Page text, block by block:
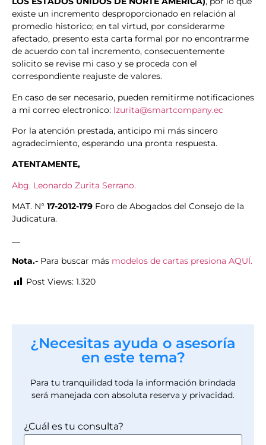
existe un incremento desproporcionado en relación al
promedio historico; en tal virtud, por considerarme
afectado, presento esta carta formal por no encontrarme
de acuerdo con tal incremento, consecuentemente
solicito se revise mi caso y se proceda con el
correspondiente reajuste de valores.
En caso de ser necesario, pueden remitirme notificaciones
a mi correo electronico: lzurita@smartcompany.ec
Por la atención prestada, anticipo mi más sincero
agradecimiento, esperando una pronta respuesta.
ATENTAMENTE,
Abg. Leonardo Zurita Serrano.
MAT. N° 17-2012-179 Foro de Abogados del Consejo de la
Judicatura.
Nota.- Para buscar más modelos de cartas presiona AQUÍ.
Post Views: 1.320
¿Necesitas ayuda o asesoría
en este tema?
Para tu tranquilidad toda la información brindada
será manejada con absoluta reserva y privacidad.
¿Cuál es tu consulta?